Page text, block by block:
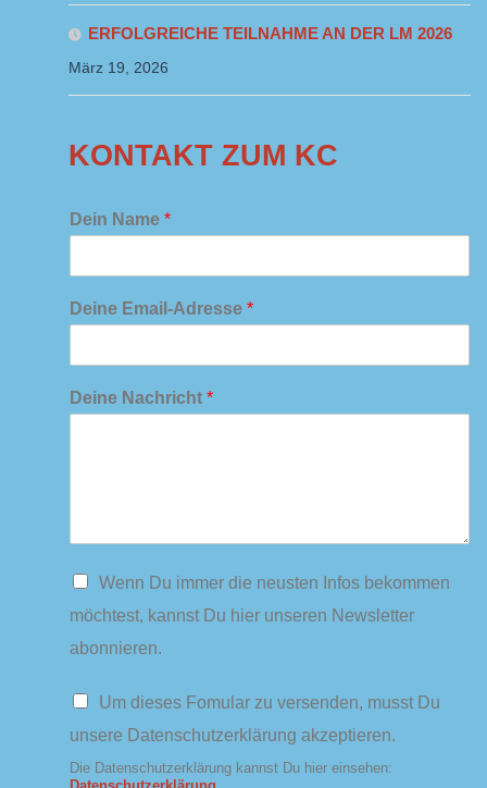
ERFOLGREICHE TEILNAHME AN DER LM 2026
März 19, 2026
KONTAKT ZUM KC
Dein Name *
Deine Email-Adresse *
Deine Nachricht *
N
w
s
t
t
r
Wenn Du immer die neusten Infos bekommen
möchtest, kannst Du hier unseren Newsletter
abonnieren.
D
t
e
n
Um dieses Fomular zu versenden, musst Du
unsere Datenschutzerklärung akzeptieren.
Die Datenschutzerklärung kannst Du hier einsehen: